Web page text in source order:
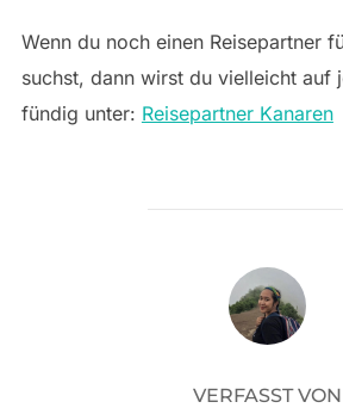
Wenn du noch einen Reisepartner
suchst, dann wirst du vielleicht auf
fündig unter: Reisepartner Kanaren
BEITRAGSAUTOR
VERFASST VON